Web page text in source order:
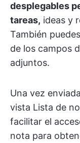
desplegables
tareas, ideas y
También
de los campos
adjuntos.
Una vez
vista Lista de
facilitar el
nota para